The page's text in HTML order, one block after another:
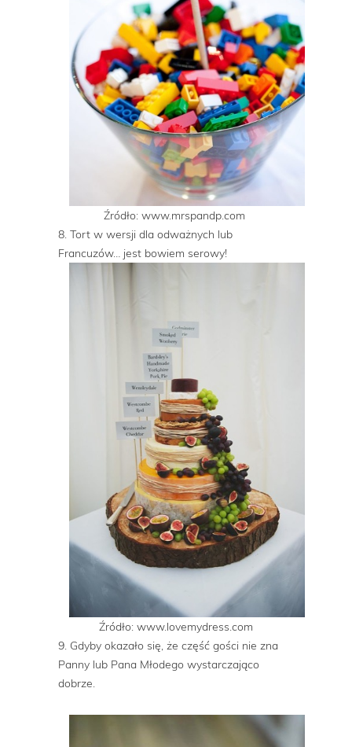
Źródło: www.mrspandp.com
8. Tort w wersji dla odważnych lub
Francuzów… jest bowiem serowy!
Źródło: www.lovemydress.com
9. Gdyby okazało się, że część gości nie zna
Panny lub Pana Młodego wystarczająco
dobrze.